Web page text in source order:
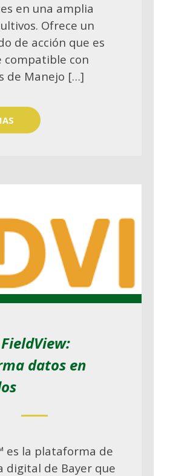
en una amplia
Ofrece un
de acción que es
con
de Manejo […]
datos en
es la plataforma de
digital de Bayer que